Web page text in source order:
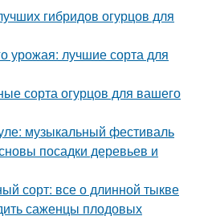
гибридов огурцов для
урожая: лучшие сорта для
сорта огурцов для вашего
музыкальный фестиваль
посадки деревьев и
сорт: все о длинной тыкве
саженцы плодовых